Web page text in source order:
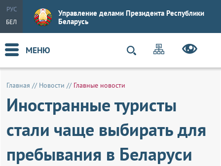
РУС
БЕЛ
Управление делами Президента Республики
Беларусь
МЕНЮ
Главная // Новости // Главные новости
Иностранные туристы
стали чаще выбирать для
пребывания в Беларуси